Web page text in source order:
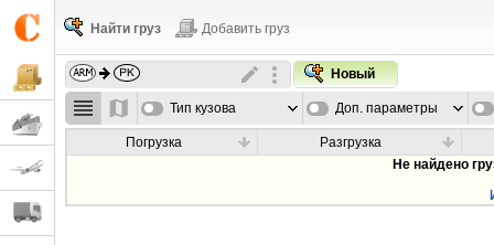
Найти груз Добавить груз
Новый
Тип кузова Доп. параметры
Погрузка
Разгрузка
Не найдено